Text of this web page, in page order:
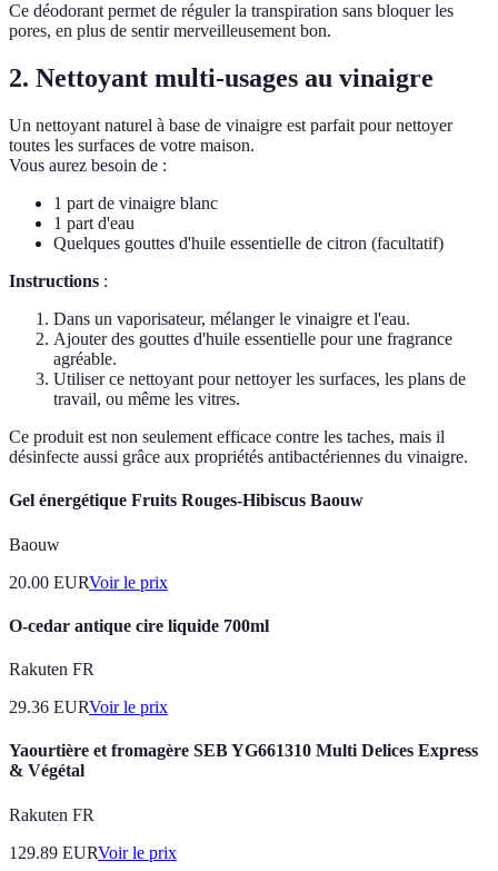
Ce déodorant permet de réguler la transpiration sans bloquer les
pores, en plus de sentir merveilleusement bon.
2. Nettoyant multi-usages au vinaigre
Un nettoyant naturel à base de vinaigre est parfait pour nettoyer
toutes les surfaces de votre maison.
Vous aurez besoin de :
1 part de vinaigre blanc
1 part d'eau
Quelques gouttes d'huile essentielle de citron (facultatif)
Instructions :
Dans un vaporisateur, mélanger le vinaigre et l'eau.
Ajouter des gouttes d'huile essentielle pour une fragrance
agréable.
Utiliser ce nettoyant pour nettoyer les surfaces, les plans de
travail, ou même les vitres.
Ce produit est non seulement efficace contre les taches, mais il
désinfecte aussi grâce aux propriétés antibactériennes du vinaigre.
Gel énergétique Fruits Rouges-Hibiscus Baouw
Baouw
20.00 EURVoir le prix
O-cedar antique cire liquide 700ml
Rakuten FR
29.36 EURVoir le prix
Yaourtière et fromagère SEB YG661310 Multi Delices Express
& Végétal
Rakuten FR
129.89 EURVoir le prix